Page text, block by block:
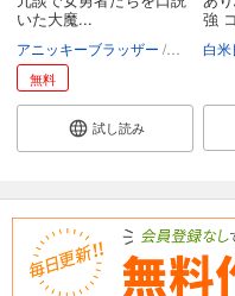
いた大魔...
アニッキーブラッザー えんどう
無料
試し読み
強
白米